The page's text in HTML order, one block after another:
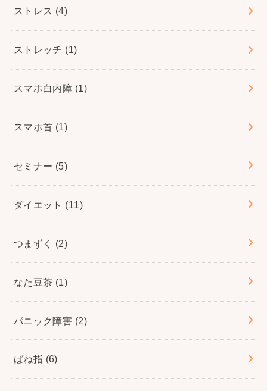
ストレス (4)
ストレッチ (1)
スマホ白内障 (1)
スマホ首 (1)
セミナー (5)
ダイエット (11)
つまずく (2)
なた豆茶 (1)
パニック障害 (2)
ばね指 (6)